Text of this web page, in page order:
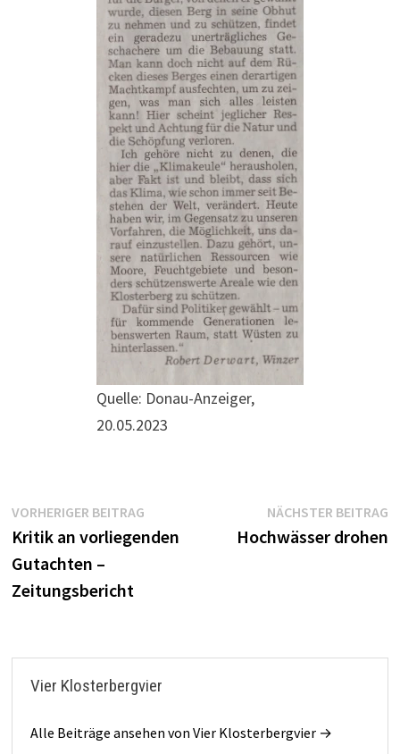
Quelle: Donau-Anzeiger,
20.05.2023
Beitragsnavigation
VORHERIGER BEITRAGVorheriger
Beitrag:
Kritik an vorliegenden
Gutachten –
Zeitungsbericht
NÄCHSTER BEITRAG
Hochwässer drohen
Vier Klosterbergvier
Alle Beiträge ansehen von Vier Klosterbergvier →